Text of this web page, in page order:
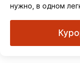
нужно, в одном